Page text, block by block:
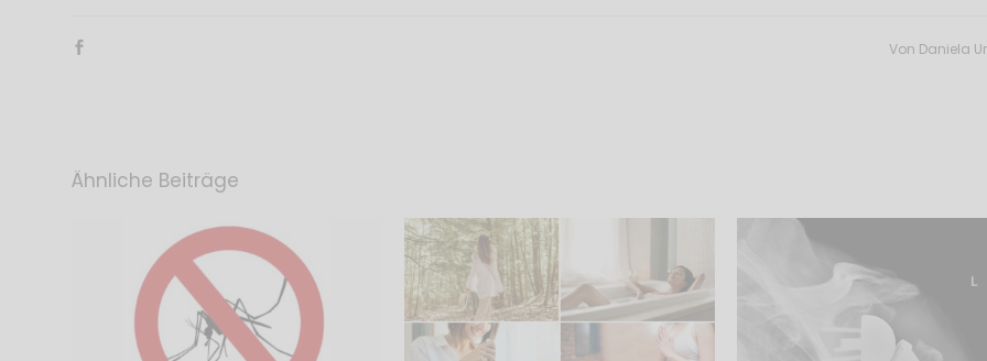
Von Daniela
Ähnliche Beiträge